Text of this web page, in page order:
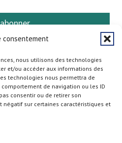
consentement
nous utilisons des technologies
et/ou accéder aux informations des
technologies nous permettra de
de navigation ou les ID
consentir ou de retirer son
négatif sur certaines caractéristiques et